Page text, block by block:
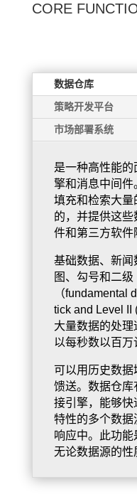
CORE
数据仓库
策略开发平台
市场部署系统
是一种高性能的
擎和消息中间
填充和检索大
的，并提供这些
件和第三方软件
基础数据、新
图、勾号和二级
（fundamental
tick and Level II
大量数据的处
以每秒数以百万
可以用历史数
馈送。数据仓
接引擎，能够快
特性的多个数据
响应中。此功能
无论数据源的性